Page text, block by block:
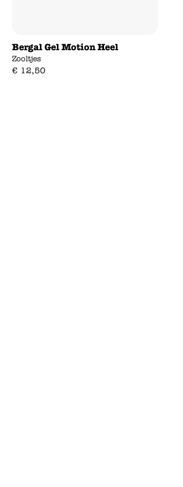
Bergal Gel Motion Heel
Zooltjes
€ 12,50